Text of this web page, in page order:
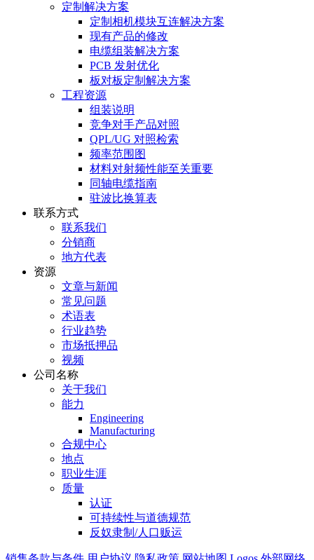
定制解决方案
定制相机模块互连解决方案
现有产品的修改
电缆组装解决方案
PCB 发射优化
板对板定制解决方案
工程资源
组装说明
竞争对手产品对照
QPL/UG 对照检索
频率范围图
材料对射频性能至关重要
同轴电缆指南
驻波比换算表
联系方式
联系我们
分销商
地方代表
资源
文章与新闻
常见问题
术语表
行业趋势
市场抵押品
视频
公司名称
关于我们
能力
Engineering
Manufacturing
合规中心
地点
职业生涯
质量
认证
可持续性与道德规范
反奴隶制/人口贩运